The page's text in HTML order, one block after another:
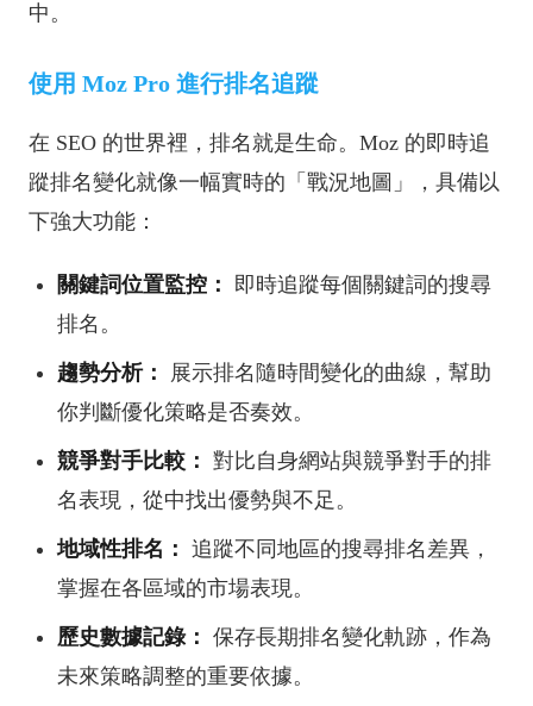
中。
使用 Moz Pro 進行排名追蹤
在 SEO 的世界裡，排名就是生命。Moz 的即時追
蹤排名變化就像一幅實時的「戰況地圖」，具備以
下強大功能：
關鍵詞位置監控：
即時追蹤每個關鍵詞的搜尋
排名。
趨勢分析：
展示排名隨時間變化的曲線，幫助
你判斷優化策略是否奏效。
競爭對手比較： 對比自身網站與競爭對手的排
名表現，從中找出優勢與不足。
地域性排名： 追蹤不同地區的搜尋排名差異，
掌握在各區域的市場表現。
歷史數據記錄： 保存長期排名變化軌跡，作為
未來策略調整的重要依據。